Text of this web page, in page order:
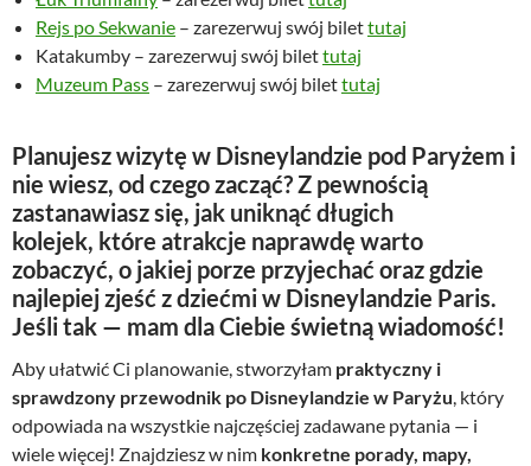
Rejs po Sekwanie – zarezerwuj swój bilettutaj
Katakumby – zarezerwuj swój bilettutaj
Muzeum Pass – zarezerwuj swój bilettutaj
Planujesz wizytę w Disneylandzie pod Paryżem i
nie wiesz, od czego zacząć? Z pewnością
zastanawiasz się, jak uniknąć długich
kolejek, które atrakcje naprawdę warto
zobaczyć, o jakiej porze przyjechać orazgdzie
najlepiej zjeść z dziećmiw Disneylandzie Paris.
Jeśli tak — mam dla Ciebie świetną wiadomość!
Aby ułatwić Ci planowanie, stworzyłam praktyczny i
sprawdzony przewodnik po Disneylandzie w Paryżu , który
odpowiada na wszystkie najczęściej zadawane pytania — i
wiele więcej! Znajdziesz w nim konkretne porady, mapy,